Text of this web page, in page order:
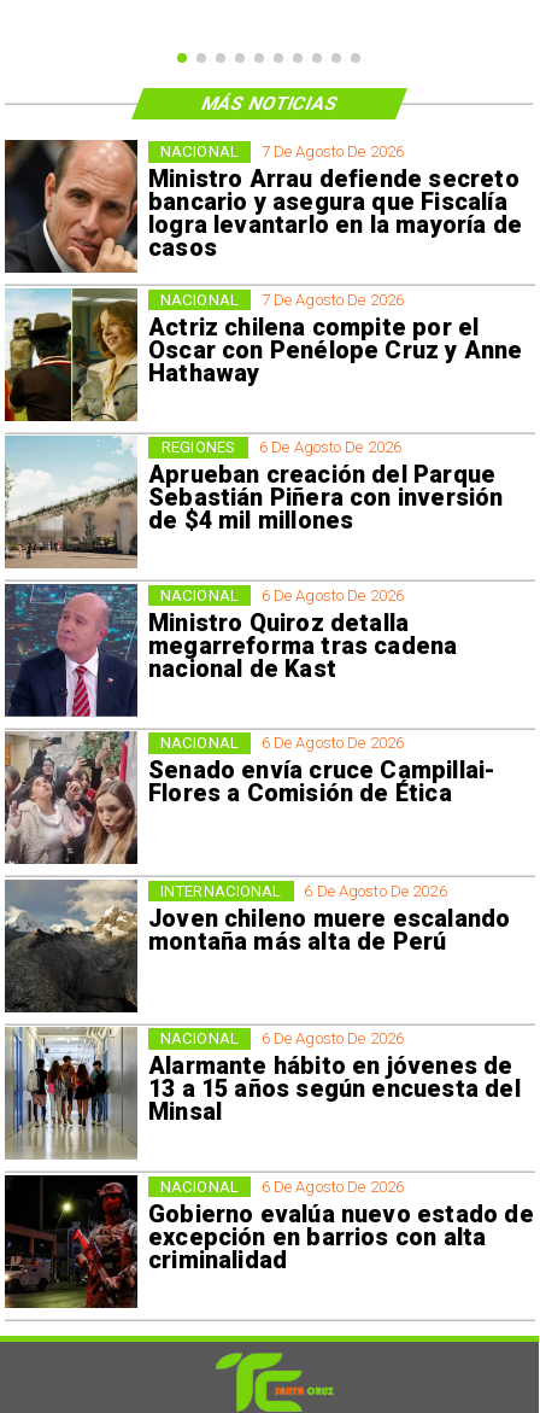
7 De Agosto De 2026
Ministro Arrau defiende secreto
bancario y asegura que Fiscalía
logra levantarlo en la mayoría de
casos
NACIONAL
7 De Agosto De 2026
Actriz chilena compite por el
Oscar con Penélope Cruz y Anne
Hathaway
NACIONAL
6 De Agosto De 2026
Aprueban creación del Parque
Sebastián Piñera con inversión
de $4 mil millones
REGIONES
6 De Agosto De 2026
Ministro Quiroz detalla
megarreforma tras cadena
nacional de Kast
NACIONAL
6 De Agosto De 2026
Senado envía cruce Campillai-
Flores a Comisión de Ética
NACIONAL
6 De Agosto De 2026
Joven chileno muere escalando
montaña más alta de Perú
INTERNACIONAL
6 De Agosto De 2026
Alarmante hábito en jóvenes de
13 a 15 años según encuesta del
Minsal
NACIONAL
6 De Agosto De 2026
Gobierno evalúa nuevo estado de
excepción en barrios con alta
criminalidad
NACIONAL
MÁS NOTICIAS